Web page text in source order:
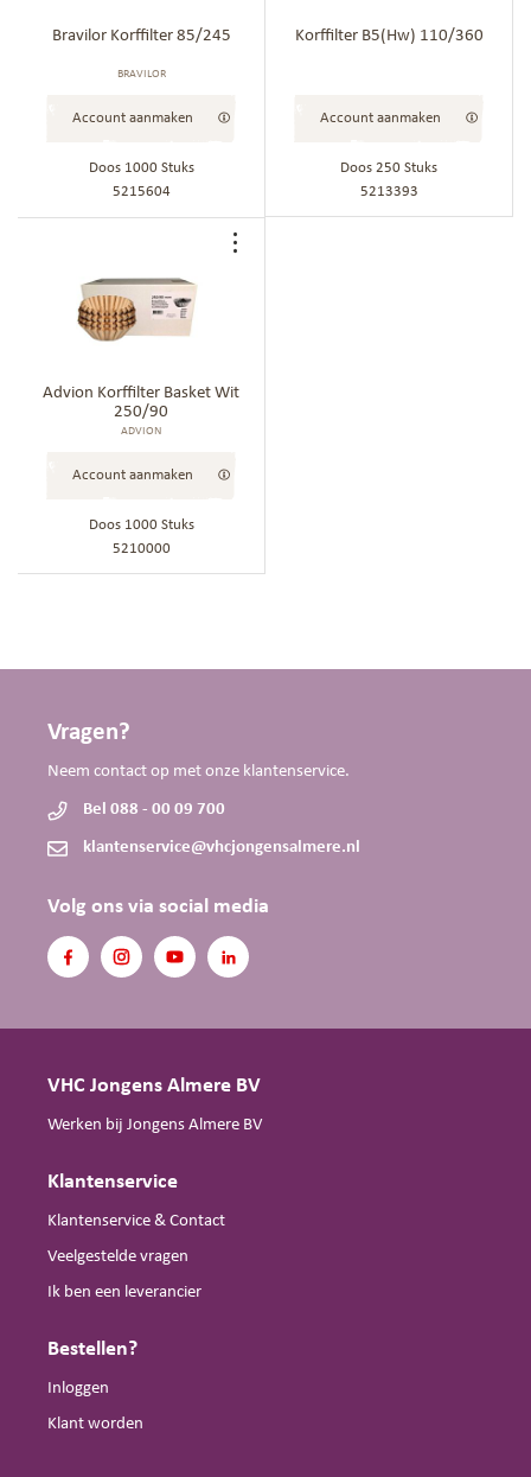
Bravilor Korffilter 85/245
BRAVILOR
Account aanmaken
bestellijst
Doos 1000 Stuks
5215604
Korffilter B5(Hw) 110/360
Account aanmaken
Doos 250 Stuks
5213393
Advion Korffilter Basket Wit
250/90
ADVION
Account aanmaken
Doos 1000 Stuks
5210000
Vragen?
Neem contact op met onze klantenservice.
Bel 088 - 00 09 700
klantenservice@vhcjongensalmere.nl
Volg ons via social media
VHC Jongens Almere BV
Werken bij Jongens Almere BV
Klantenservice
Klantenservice & Contact
Veelgestelde vragen
Ik ben een leverancier
Bestellen?
Inloggen
Klant worden